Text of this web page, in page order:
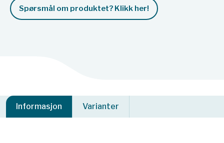
Spørsmål om produktet? Klikk her!
Informasjon Varianter